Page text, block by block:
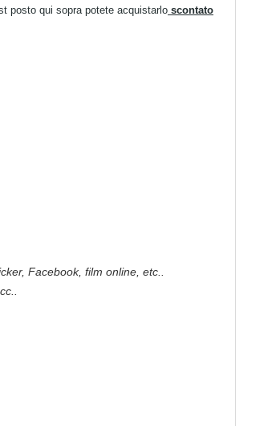
posto qui sopra potete acquistarlo scontato
Facebook, film online, etc..